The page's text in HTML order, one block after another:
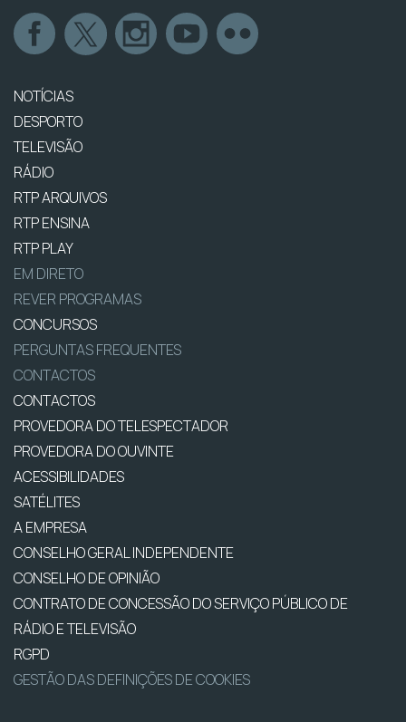
NOTÍCIAS
DESPORTO
TELEVISÃO
RÁDIO
RTP ARQUIVOS
RTP ENSINA
RTP PLAY
EM DIRETO
REVER PROGRAMAS
CONCURSOS
PERGUNTAS FREQUENTES
CONTACTOS
CONTACTOS
PROVEDORA DO TELESPECTADOR
PROVEDORA DO OUVINTE
ACESSIBILIDADES
SATÉLITES
A EMPRESA
CONSELHO GERAL INDEPENDENTE
CONSELHO DE OPINIÃO
CONTRATO DE CONCESSÃO DO SERVIÇO PÚBLICO DE
RÁDIO E TELEVISÃO
RGPD
GESTÃO DAS DEFINIÇÕES DE COOKIES